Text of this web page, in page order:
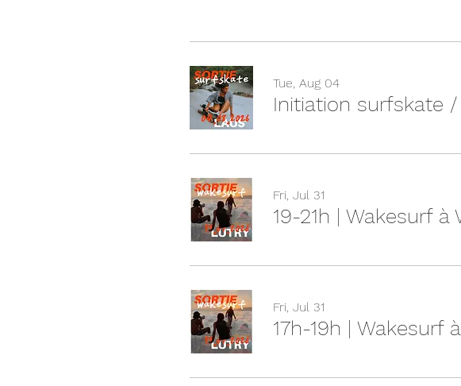
Tue, Aug 04
Initiation surfskate /
Fri, Jul 31
19-21h | Wakesurf à
Fri, Jul 31
17h-19h | Wakesurf